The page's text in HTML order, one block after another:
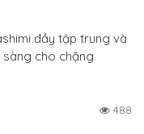
đầy tập trung và
sàng cho chặng
488